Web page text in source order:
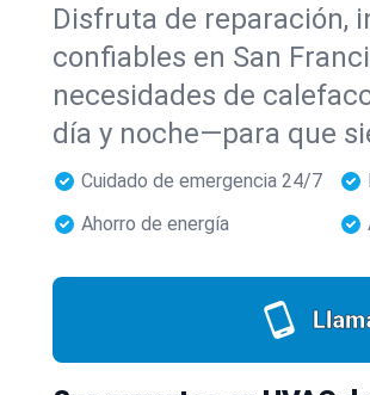
Disfruta de reparación,
confiables en San
necesidades de
día y noche—para que
Cuidado de emergencia 24/7
Ahorro de energía